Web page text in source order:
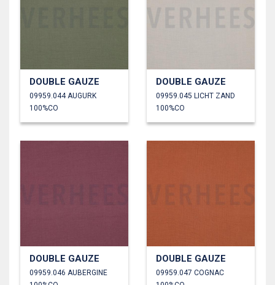
DOUBLE GAUZE
09959.044 AUGURK
100%CO
DOUBLE GAUZE
09959.045 LICHT ZAND
100%CO
DOUBLE GAUZE
09959.046 AUBERGINE
DOUBLE GAUZE
09959.047 COGNAC